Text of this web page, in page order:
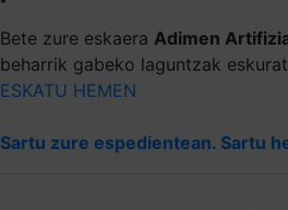
Bete zure eskaera Adimen
beharrik gabeko laguntzak
ESKATU HEMEN
Sartu zure espedientean. Sartu